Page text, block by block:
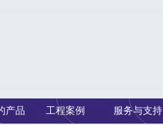
产品 工程案例 服务与支持